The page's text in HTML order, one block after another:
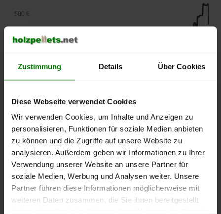
Zustimmung Details Über Cookies
Diese Webseite verwendet Cookies
Wir verwenden Cookies, um Inhalte und Anzeigen zu
personalisieren, Funktionen für soziale Medien anbieten
zu können und die Zugriffe auf unsere Website zu
analysieren. Außerdem geben wir Informationen zu Ihrer
Verwendung unserer Website an unsere Partner für
soziale Medien, Werbung und Analysen weiter. Unsere
Partner führen diese Informationen möglicherweise mit
weiteren Daten zusammen, die Sie ihnen bereitgestellt
lose Ware
2025
2026
2026
250 €
300 €
350 €
450 €
500 €
Die aktuelle Preisentwicklung für Holzpellets in Deutschland
können Sie jederzeit auf unsererPelletspreise-Seite
nachvollziehen.